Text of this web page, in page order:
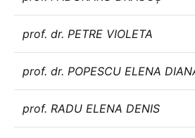
prof. dr. PETRE VIOLETA
prof. dr. POPESCU ELENA
prof. RADU ELENA DENIS